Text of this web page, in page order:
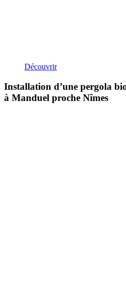
Découvrir
Installation d’une pergola
à Manduel proche Nîmes